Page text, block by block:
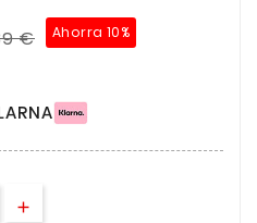
€ Ahorra 10%